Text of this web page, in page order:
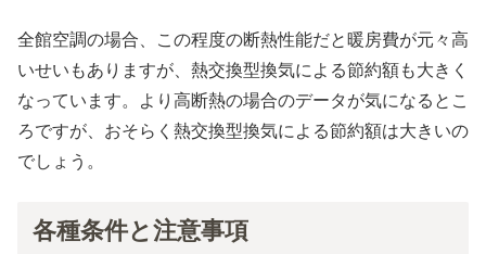
全館空調の場合、この程度の断熱性能だと暖房費が元々高
いせいもありますが、熱交換型換気による節約額も大きく
なっています。より高断熱の場合のデータが気になるとこ
ろですが、おそらく熱交換型換気による節約額は大きいの
でしょう。
各種条件と注意事項